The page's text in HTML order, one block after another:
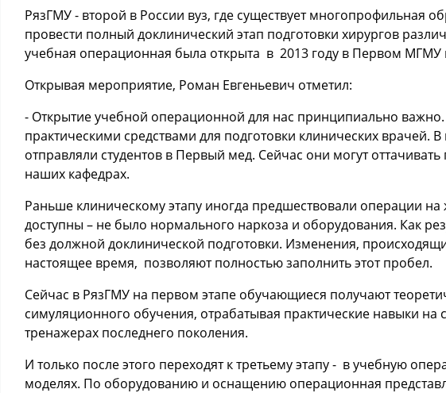
РязГМУ - второй в России вуз, где существует многопрофильная
провести полный доклинический этап подготовки хирургов
учебная операционная была открыта в 2013 году в Первом
Открывая мероприятие, Роман Евгеньевич отметил:
- Открытие учебной операционной для нас принципиально
практическими средствами для подготовки клинических
отправляли студентов в Первый мед. Сейчас они могут
наших кафедрах.
Раньше клиническому этапу иногда предшествовали операции
доступны – не было нормального наркоза и оборудования. Как
без должной доклинической подготовки. Изменения,
настоящее время, позволяют полностью заполнить этот пробел.
Сейчас в РязГМУ на первом этапе обучающиеся получают
симуляционного обучения, отрабатывая практические навыки
тренажерах последнего поколения.
И только после этого переходят к третьему этапу - в учебную
моделях. По оборудованию и оснащению операционная